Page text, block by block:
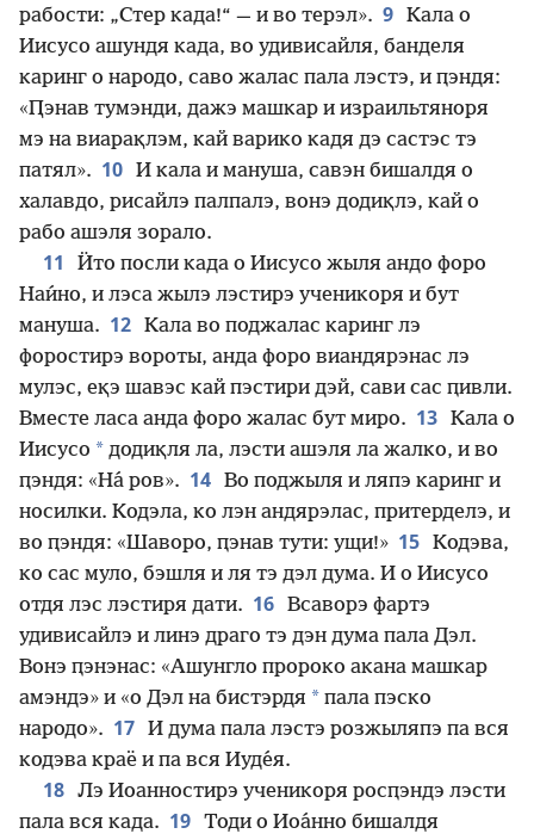
рабости: „Стер када!“ — и во терэл». 9 Кала о
Иисусо ашундя када, во удивисайля, банделя
каринг о народо, саво жалас пала лэстэ, и ԥэндя:
«Ԥэнав тумэнди, дажэ машкар и израильтяноря
мэ на виарақлэм, кай варико кадя дэ састэс тэ
патял». 10 И кала и мануша, савэн бишалдя о
халавдо, рисайлэ палпалэ, вонэ додиқлэ, кай о
рабо ашэля зорало.
11
Ӥто посли када о Иисусо жыля андо форо
Наи́но, и лэса жылэ лэстирэ ученикоря и бут
мануша. 12 Кала во поджалас каринг лэ
форостирэ вороты, анда форо виандярэнас лэ
мулэс, еқэ шавэс кай пэстири дэй, сави сас ԥивли.
Вместе ласа анда форо жалас бут миро. 13 Кала о
Иисусо * додиқля ла, лэсти ашэля ла жалко, и во
ԥэндя: «На́ ров». 14 Во поджыля и ляпэ каринг и
носилки. Кодэла, ко лэн андярэлас, притерделэ, и
во ԥэндя: «Шаворо, ԥэнав тути: ущи!» 15 Кодэва,
ко сас муло, бэшля и ля тэ дэл дума. И о Иисусо
отдя лэс лэстиря дати. 16 Всаворэ фартэ
удивисайлэ и линэ драго тэ дэн дума пала Дэл.
Вонэ ԥэнэнас: «Ашунгло пророко акана машкар
амэндэ» и «о Дэл на бистэрдя * пала пэско
народо». 17 И дума пала лэстэ розжыляпэ па вся
кодэва краё и па вся Иуде́я.
18 Лэ Иоанностирэ ученикоря росԥэндэ лэсти
пала вся када. 19 Тоди о Иоа́нно бишалдя